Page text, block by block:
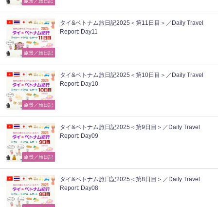
旅景／旅日記
タイ&ベトナム旅日記2025＜第11日目＞／Daily Travel
Report: Day11
旅景／旅日記
タイ&ベトナム旅日記2025＜第10日目＞／Daily Travel
Report: Day10
旅景／旅日記
タイ&ベトナム旅日記2025＜第9日目＞／Daily Travel
Report: Day09
タイ&ベトナム旅日記2025＜第8日目＞／Daily Travel
Report: Day08